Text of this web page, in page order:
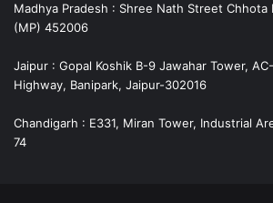
Madhya Pradesh : Shree Nath Street Chhota
(MP) 452006
Jaipur : Gopal Koshik B-9 Jawahar Tower,
Highway, Banipark, Jaipur-302016
Chandigarh : E331, Miran Tower, Industrial
74